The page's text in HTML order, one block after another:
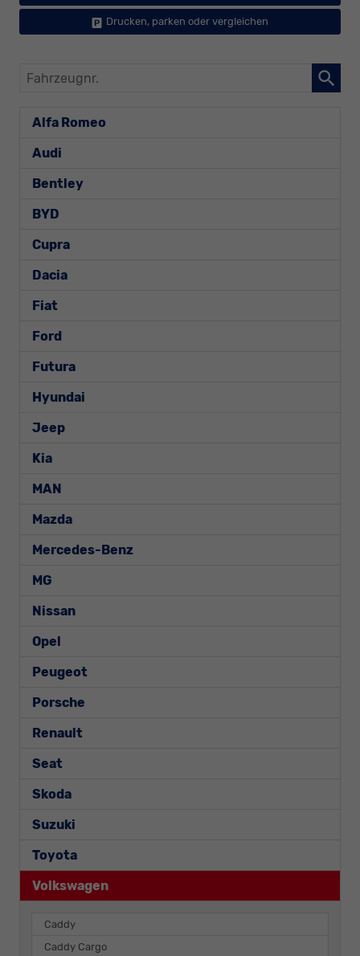
Drucken, parken oder vergleichen
Fahrzeugnr.
Alfa Romeo
Audi
Bentley
BYD
Cupra
Dacia
Fiat
Ford
Futura
Hyundai
Jeep
Kia
MAN
Mazda
Mercedes-Benz
MG
Nissan
Opel
Peugeot
Porsche
Renault
Seat
Skoda
Suzuki
Toyota
Volkswagen
Caddy
Caddy Cargo